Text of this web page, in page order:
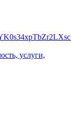
услуги,